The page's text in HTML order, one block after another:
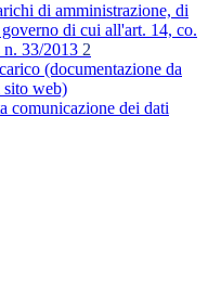
di amministrazione, di
di cui all'art. 14, co.
n. 33/2013 2
(documentazione da
sito web)
comunicazione dei dati